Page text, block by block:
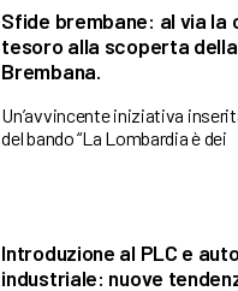
Sfide brembane: al via la
tesoro alla scoperta
Brembana.
Un’avvincente iniziativa
del bando “La Lombardia è dei
Introduzione al PLC e
industriale: nuove